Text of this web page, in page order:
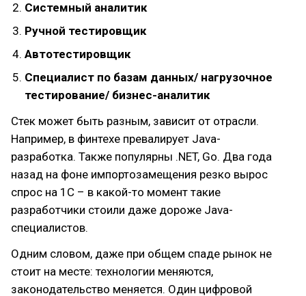
Системный аналитик
Ручной тестировщик
Автотестировщик
Специалист по базам данных/ нагрузочное
тестирование/ бизнес-аналитик
Стек может быть разным, зависит от отрасли.
Например, в финтехе превалирует Java-
разработка. Также популярны .NET, Go. Два года
назад на фоне импортозамещения резко вырос
спрос на 1С – в какой-то момент такие
разработчики стоили даже дороже Java-
специалистов.
Одним словом, даже при общем спаде рынок не
стоит на месте: технологии меняются,
законодательство меняется. Один цифровой